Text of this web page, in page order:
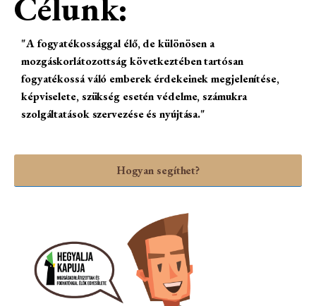
"A fogyatékossággal élő, de különösen a
mozgáskorlátozottság következtében tartósan
fogyatékossá váló emberek érdekeinek megjelenítése,
képviselete, szükség esetén védelme, számukra
szolgáltatások szervezése és nyújtása."
Hogyan segíthet?